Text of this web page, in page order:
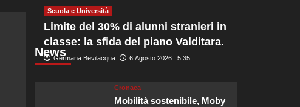
News
Scuola e Università
Limite del 30% di alunni stranieri in
classe: la sfida del piano Valditara.
Germana Bevilacqua 6 Agosto 2026 : 5:35
Cronaca
Mobilità sostenibile, Moby